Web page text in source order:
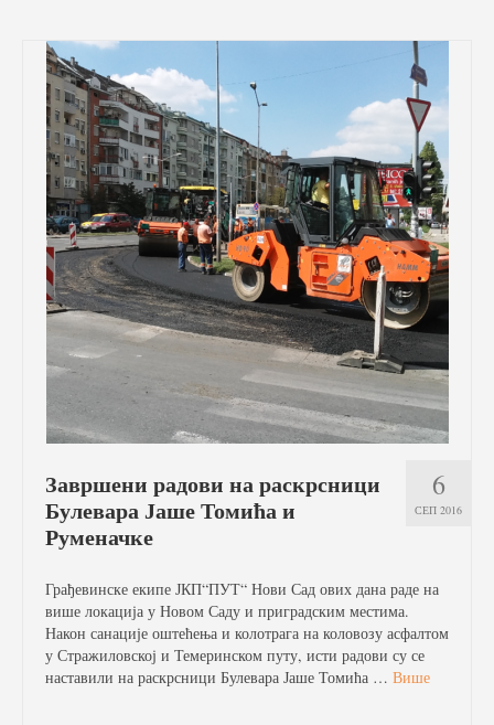
6
СЕП 2016
Завршени радови на раскрсници
Булевара Јаше Томића и
Руменачке
Грађевинске екипе ЈКП“ПУТ“ Нови Сад ових дана раде на
више локација у Новом Саду и приградским местима.
Након санације оштећења и колотрага на коловозу асфалтом
у Стражиловској и Темеринском путу, исти радови су се
наставили на раскрсници Булевара Јаше Томића … Више